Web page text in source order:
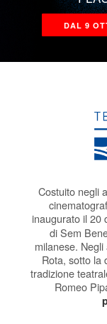
DAL 9
Costuito negli
inaugurato il 20
di Sem
milanese.
Rota, sotto la
tradizione
Romeo